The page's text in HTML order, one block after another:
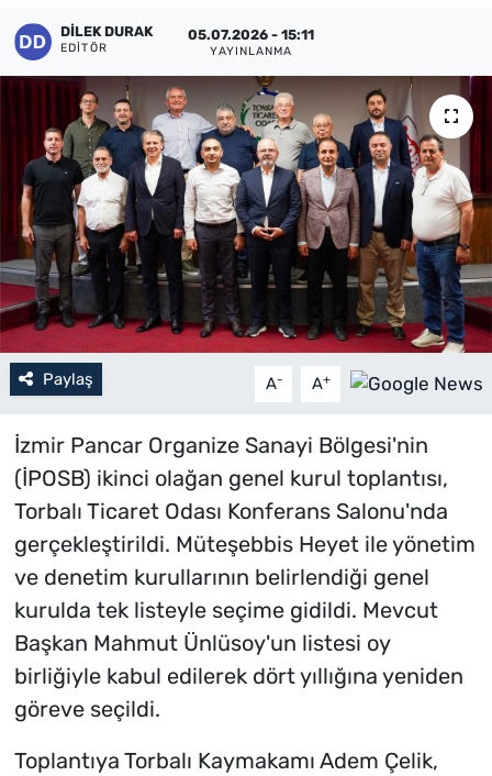
DILEK DURAK
EDITÖR
05.07.2026 - 15:11
YAYINLANMA
Paylaş A- A+
İzmir Pancar Organize Sanayi Bölgesi'nin
(İPOSB) ikinci olağan genel kurul toplantısı,
Torbalı Ticaret Odası Konferans Salonu'nda
gerçekleştirildi. Müteşebbis Heyet ile yönetim
ve denetim kurullarının belirlendiği genel
kurulda tek listeyle seçime gidildi. Mevcut
Başkan Mahmut Ünlüsoy'un listesi oy
birliğiyle kabul edilerek dört yıllığına yeniden
göreve seçildi.
Toplantıya Torbalı Kaymakamı Adem Çelik,